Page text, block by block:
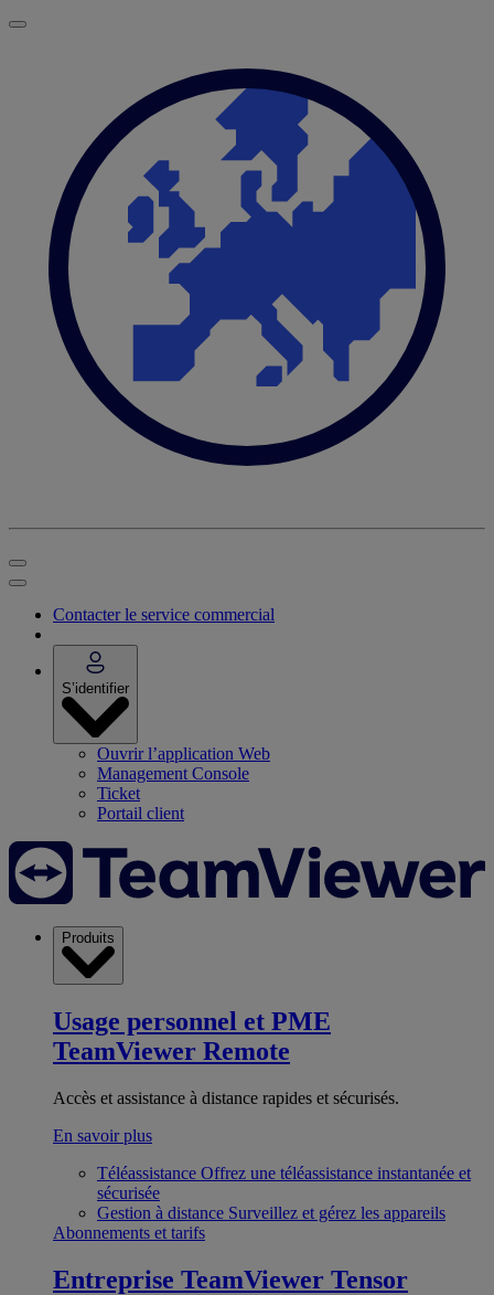
Contacter le service commercial
S’identifier
Ouvrir l’application Web
Management Console
Ticket
Portail client
Produits
Usage personnel et PME
TeamViewer Remote
Accès et assistance à distance rapides et sécurisés.
En savoir plus
Téléassistance Offrez une téléassistance instantanée et
sécurisée
Gestion à distance Surveillez et gérez les appareils
Abonnements et tarifs
Entreprise TeamViewer Tensor